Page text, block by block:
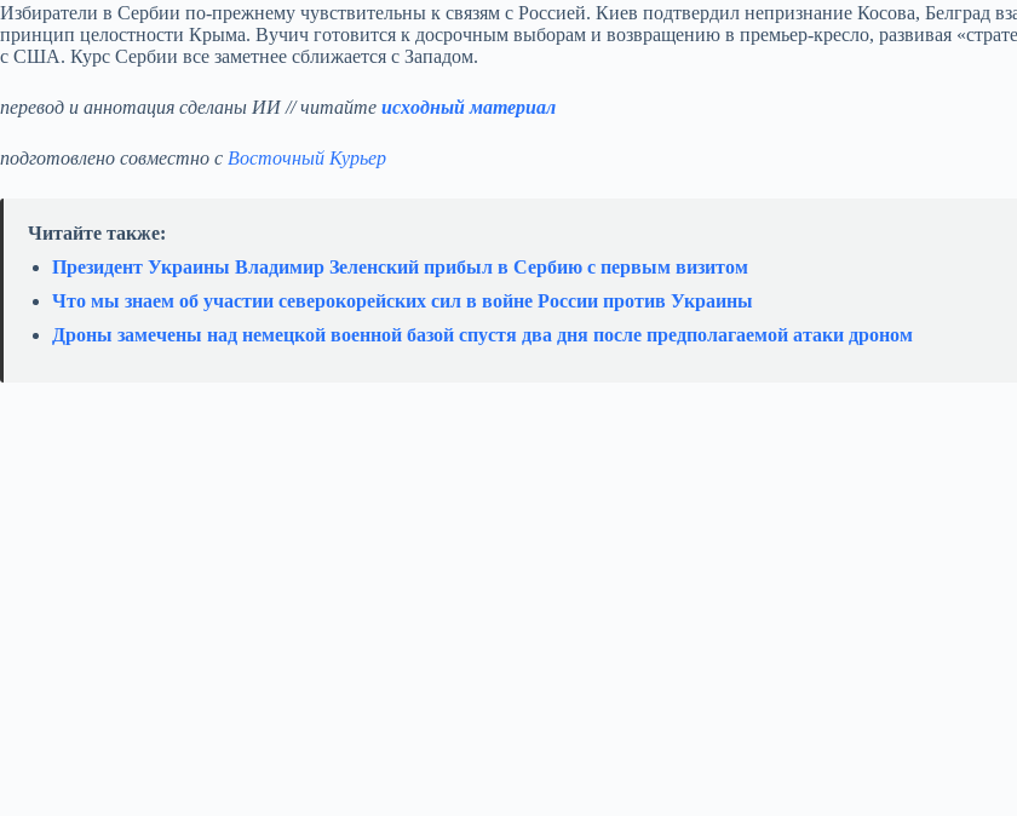
Избиратели в Сербии по‑прежнему чувствительны к связям с Россией. Киев подтвердил непризнание Косова, Белград
принцип целостности Крыма. Вучич готовится к досрочным выборам и возвращению в премьер‑кресло, развивая
с США. Курс Сербии все заметнее сближается с Западом.
перевод и аннотация сделаны ИИ // читайте исходный материал
подготовлено совместно с Восточный Курьер
Читайте также:
Президент Украины Владимир Зеленский прибыл в Сербию с первым визитом
Что мы знаем об участии северокорейских сил в войне России против Украины
Дроны замечены над немецкой военной базой спустя два дня после предполагаемой атаки дроном